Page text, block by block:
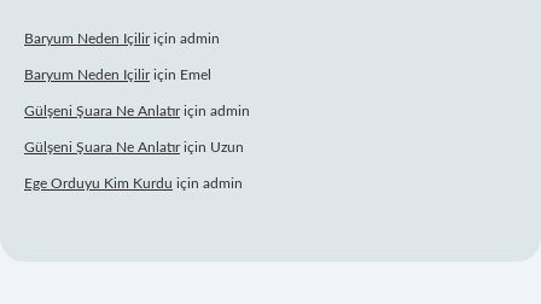
Baryum Neden Içiliriçin admin
Baryum Neden Içiliriçin Emel
Gülşeni Şuara Ne Anlatıriçin admin
Gülşeni Şuara Ne Anlatıriçin Uzun
Ege Orduyu Kim Kurdu için admin